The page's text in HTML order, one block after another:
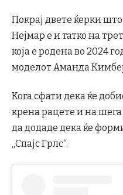
Покрај двете ќерки
Нејмар е и татко на
која е родена во 2024
моделот Аманда
Кога сфати дека ќе
крена рацете и на
да додаде дека ќе
„Спајс Грлс“.